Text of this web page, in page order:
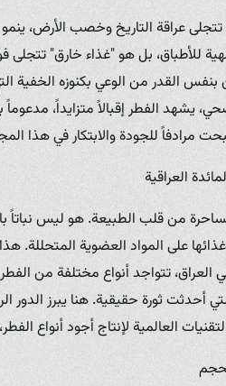
عراقة التاريخ وخصب الأرض،
للأطباق، بل هو "غذاء خارق" تتجلى
بنفس القدر من الوعي بكنوزه الخفية
يشهد الفطر إقبالاً متزايداً،
مرادفاً للجودة والابتكار في هذا
العراقية
من قلب الطبيعة. هو ليس نباتاً
على المواد العضوية المتحللة. هذا
العراق، تتواجد أنواع مختلفة من
أحدثت ثورة حقيقية. هنا يبرز الدور
العالمية لإنتاج أجود أنواع